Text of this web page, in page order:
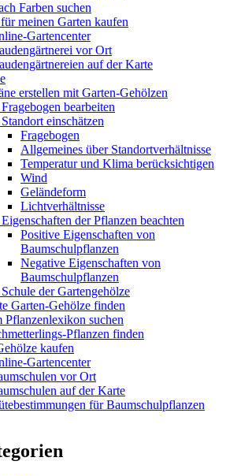
Farben suchen
meinen Garten kaufen
Gartencenter
vor Ort
auf der Karte
erstellen mit Garten-Gehölzen
bearbeiten
einschätzen
Fragebogen
Allgemeines über Standortverhältnisse
Temperatur und Klima berücksichtigen
Wind
Geländeform
Lichtverhältnisse
der Pflanzen beachten
Positive Eigenschaften von
Baumschulpflanzen
Negative Eigenschaften von
Baumschulpflanzen
der Gartengehölze
Garten-Gehölze finden
Pflanzenlexikon suchen
Pflanzen finden
kaufen
Gartencenter
vor Ort
auf der Karte
für Baumschulpflanzen